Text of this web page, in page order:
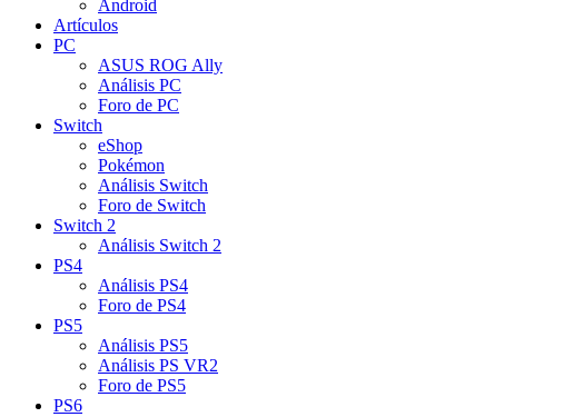
Android
Artículos
PC
ASUS ROG Ally
Análisis PC
Foro de PC
Switch
eShop
Pokémon
Análisis Switch
Foro de Switch
Switch 2
Análisis Switch 2
PS4
Análisis PS4
Foro de PS4
PS5
Análisis PS5
Análisis PS VR2
Foro de PS5
PS6